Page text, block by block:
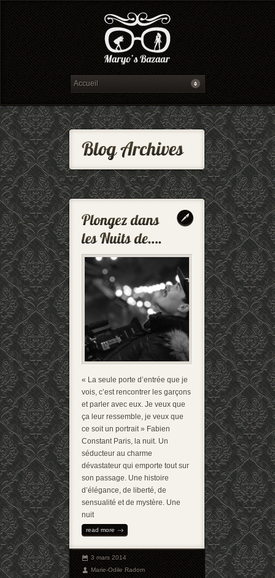
« La seule porte d’entrée que je
vois, c’est rencontrer les garçons
et parler avec eux. Je veux que
ça leur ressemble, je veux que
ce soit un portrait » Fabien
Constant Paris, la nuit. Un
séducteur au charme
dévastateur qui emporte tout sur
son passage. Une histoire
d’élégance, de liberté, de
sensualité et de mystère. Une
nuit
read more
3 mars 2014
Marie-Odile Radom